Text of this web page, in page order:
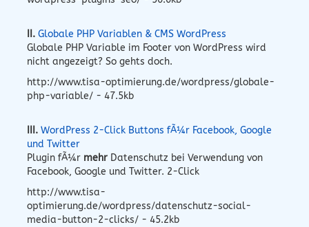
II. Globale PHP Variablen & CMS WordPress
Globale PHP Variable im Footer von WordPress wird
nicht angezeigt? So gehts doch.
http://www.tisa-optimierung.de/wordpress/globale-
php-variable/ - 47.5kb
III. WordPress 2-Click Buttons fÃ¼r Facebook, Google
und Twitter
Plugin fÃ¼r mehr Datenschutz bei Verwendung von
Facebook, Google und Twitter. 2-Click
http://www.tisa-
optimierung.de/wordpress/datenschutz-social-
media-button-2-clicks/ - 45.2kb